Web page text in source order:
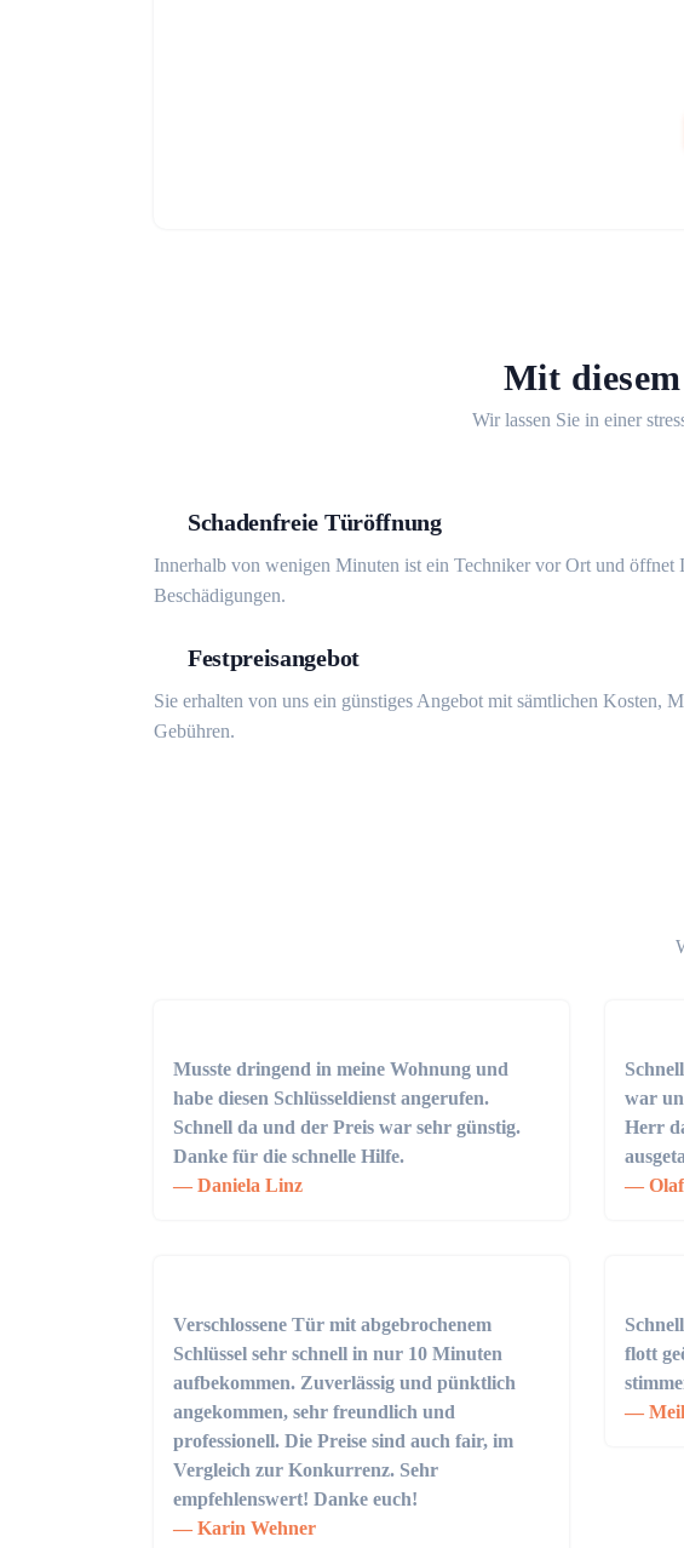
Mit
Wir lassen Sie in einer
Schadenfreie Türöffnung
Innerhalb von wenigen Minuten ist ein Techniker vor Ort und öffnet
Beschädigungen.
Festpreisangebot
Sie erhalten von uns ein günstiges Angebot mit sämtlichen Kosten,
Gebühren.
Musste dringend in meine Wohnung und
habe diesen Schlüsseldienst angerufen.
Schnell da und der Preis war sehr günstig.
Danke für die schnelle Hilfe.
Daniela Linz
war
Herr
Verschlossene Tür mit abgebrochenem
Schlüssel sehr schnell in nur 10 Minuten
aufbekommen. Zuverlässig und pünktlich
angekommen, sehr freundlich und
professionell. Die Preise sind auch fair, im
Vergleich zur Konkurrenz. Sehr
empfehlenswert! Danke euch!
Karin Wehner
flott